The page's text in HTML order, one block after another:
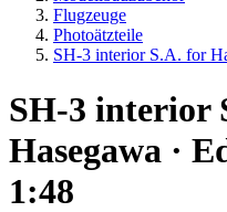
Flugzeuge
Photoätzteile
SH-3 interior S.A. for
SH-3 interior
Hasegawa ·
1:48